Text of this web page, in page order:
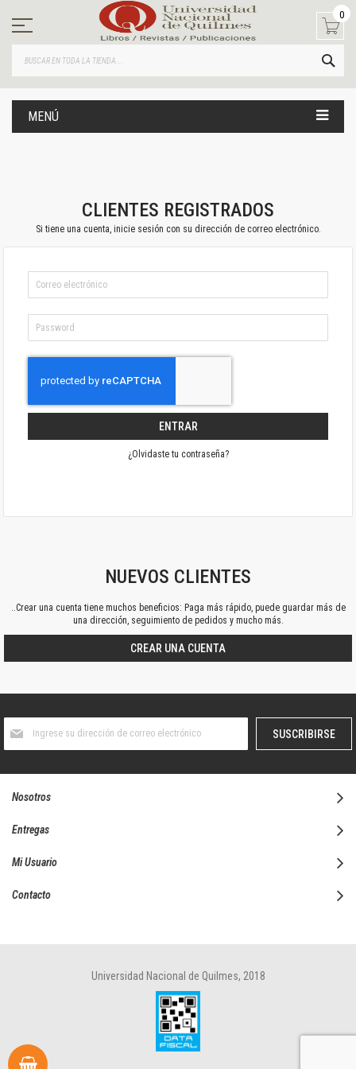
contenido
0
MENÚ
CLIENTES REGISTRADOS
Si tiene una cuenta, inicie sesión con su dirección de correo electrónico.
ENTRAR
¿Olvidaste tu contraseña?
NUEVOS CLIENTES
..Crear una cuenta tiene muchos beneficios: Paga más rápido, puede guardar más de
una dirección, seguimiento de pedidos y mucho más.
CREAR UNA CUENTA
boletín
SUSCRIBIRSE
Nosotros
Entregas
Mi Usuario
Contacto
Universidad Nacional de Quilmes, 2018